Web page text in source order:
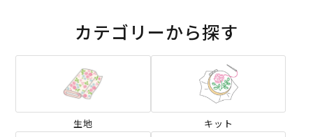
カテゴリーから探す
生地 キット